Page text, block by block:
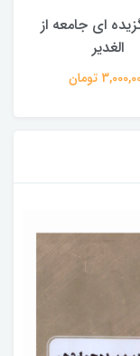
ای جامعه از
الغدیر
تومان